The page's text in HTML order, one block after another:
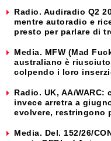
Radio. Audiradio Q2
mentre autoradio e
presto per parlare di
Media. MFW (Mad
australiano è
colpendo i loro
Radio. UK, AA/
invece arretra a
evolvere, restringono
Media. Del. 152/26/